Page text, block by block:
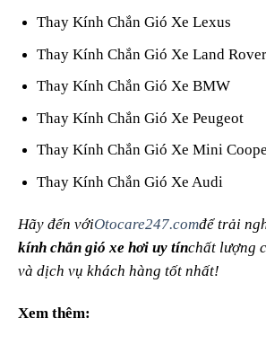
Thay Kính Chắn Gió Xe Lexus
Thay Kính Chắn Gió Xe Land Rover
Thay Kính Chắn Gió Xe BMW
Thay Kính Chắn Gió Xe Peugeot
Thay Kính Chắn Gió Xe Mini
Thay Kính Chắn Gió Xe Audi
Hãy đến vớiOtocare247.comđể trải
kính chắn gió xe hơi uy tínchất lượng
và dịch vụ khách hàng tốt nhất!
Xem thêm: